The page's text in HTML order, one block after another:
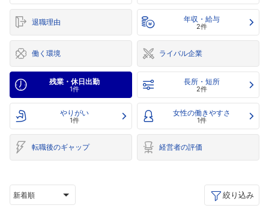
退職理由 年収・給与
2件
働く環境 ライバル企業
残業・休日出勤
1件
長所・短所
2件
やりがい
1件
女性の働きやすさ
1件
転職後のギャップ 経営者の評価
新着順 絞り込み